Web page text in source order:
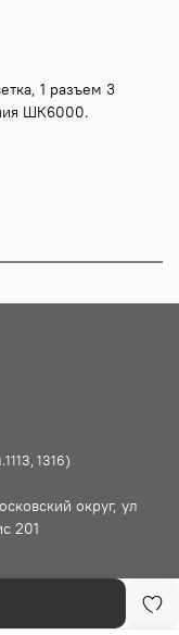
1 разъем 3
ШК6000.
1316)
округ, ул
201